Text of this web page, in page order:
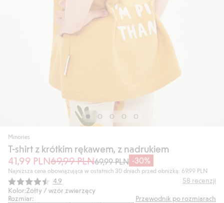
Minories
T-shirt z krótkim rękawem, z nadrukiem
41,99 PLN69,99 PLN69,99 PLN -30%
Najniższa cena obowiązująca w ostatnich 30 dniach przed obniżką: 69,99 PLN
Średnia ocena:
4.9 58 recenzji
Kolor:Żółty / wzór zwierzęcy
Rozmiar:
Przewodnik po rozmiarach